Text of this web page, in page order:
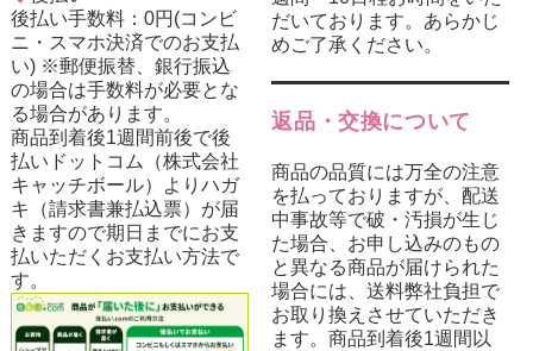
後払い手数料：0円(コンビ
ニ・スマホ決済でのお支払
い) ※郵便振替、銀行振込
の場合は手数料が必要とな
る場合があります。
商品到着後1週間前後で後
払いドットコム（株式会社
キャッチボール）よりハガ
キ（請求書兼払込票）が届
きますので期日までにお支
払いただくお支払い方法で
す。
だいております。あらかじ
めご了承ください。
返品・交換について
商品の品質には万全の注意
を払っておりますが、配送
中事故等で破・汚損が生じ
た場合、お申し込みのもの
と異なる商品が届けられた
場合には、送料弊社負担で
お取り換えさせていただき
ます。商品到着後1週間以